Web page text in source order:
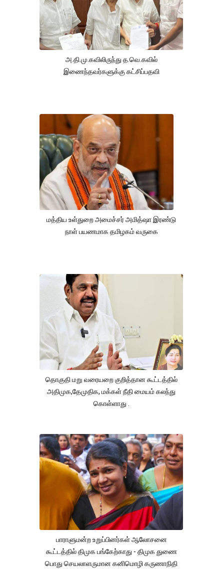
அ.தி.மு.கவிலிருந்து த.வெ.கவில்
இணைந்தவர்களுக்கு கட்சிப்பதவி
மத்திய உள்துறை அமைச்சர் அமித்ஷா இரண்டு
நாள் பயணமாக தமிழகம் வருகை
தொகுதி மறு வரையறை குறித்தான கூட்டத்தில்
அதிமுக,தேமுதிக, மக்கள் நீதி மையம் கலந்து
கொள்ளாது .
பாராளுமன்ற உறுப்பினர்கள் ஆலோசனை
கூட்டத்தில் திமுக பங்கேற்காது - திமுக துணை
பொது செயலாளருமான கனிமொழி கருணாநிதி